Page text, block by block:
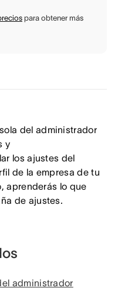
para obtener más
del administrador
y
los ajustes del
de la empresa de tu
aprenderás lo que
de ajustes.
administrador